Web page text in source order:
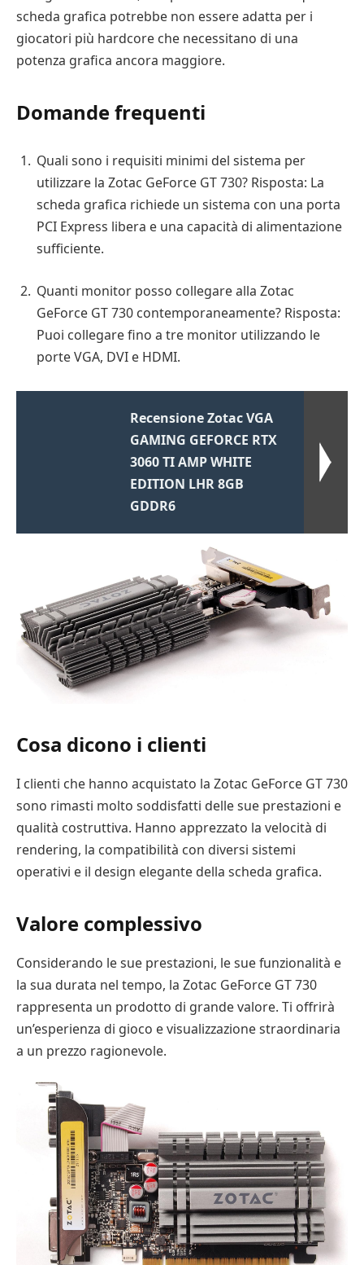
scheda grafica potrebbe non essere adatta per i
giocatori più hardcore che necessitano di una
potenza grafica ancora maggiore.
Domande frequenti
Quali sono i requisiti minimi del sistema per
utilizzare la Zotac GeForce GT 730? Risposta: La
scheda grafica richiede un sistema con una porta
PCI Express libera e una capacità di alimentazione
sufficiente.
Quanti monitor posso collegare alla Zotac
GeForce GT 730 contemporaneamente? Risposta:
Puoi collegare fino a tre monitor utilizzando le
porte VGA, DVI e HDMI.
Recensione Zotac VGA
GAMING GEFORCE RTX
3060 TI AMP WHITE
EDITION LHR 8GB
GDDR6
Cosa dicono i clienti
I clienti che hanno acquistato la Zotac GeForce GT 730
sono rimasti molto soddisfatti delle sue prestazioni e
qualità costruttiva. Hanno apprezzato la velocità di
rendering, la compatibilità con diversi sistemi
operativi e il design elegante della scheda grafica.
Valore complessivo
Considerando le sue prestazioni, le sue funzionalità e
la sua durata nel tempo, la Zotac GeForce GT 730
rappresenta un prodotto di grande valore. Ti offrirà
un’esperienza di gioco e visualizzazione straordinaria
a un prezzo ragionevole.